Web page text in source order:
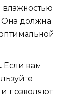
влажностью
Она должна
Если вам
позволяют